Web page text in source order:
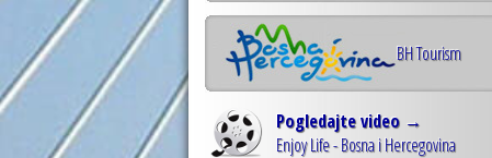
BH Tourism
Pogledajte video →
Enjoy Life - Bosna i Hercegovina